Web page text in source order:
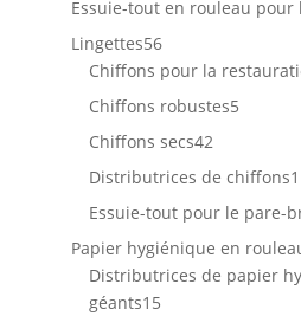
Essuie-tout en rouleau pour
Lingettes5656
produits
Chiffons pour la
Chiffons robustes55
Chiffons secs4242
produits
Distributrices de chiffons1
Essuie-tout pour le pare-
Papier hygiénique en
Distributrices de papier
géants1515